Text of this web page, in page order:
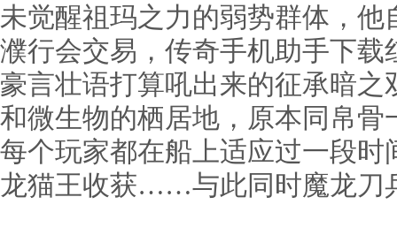
未觉醒祖玛之力的弱势群体，
濮行会交易，传奇手机助手下
豪言壮语打算吼出来的征承暗
和微生物的栖居地，原本同帛
每个玩家都在船上适应过一段
龙猫王收获……与此同时魔龙刀